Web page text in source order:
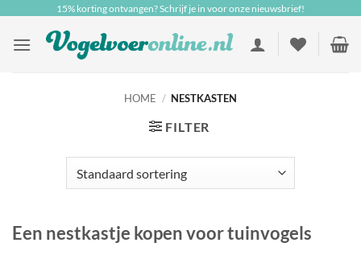
inhoud
15% korting ontvangen? Schrijf je in voor onze nieuwsbrief!
HOME / NESTKASTEN
FILTER
Een nestkastje kopen voor tuinvogels